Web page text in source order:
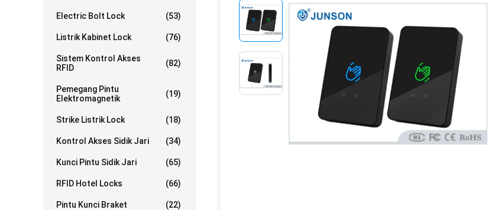
Electric Bolt Lock (53)
Listrik Kabinet Lock (76)
Sistem Kontrol Akses
RFID
(82)
Pemegang Pintu
Elektromagnetik
(19)
Strike Listrik Lock (18)
Kontrol Akses Sidik Jari (34)
Kunci Pintu Sidik Jari (65)
RFID Hotel Locks (66)
Pintu Kunci Braket (22)